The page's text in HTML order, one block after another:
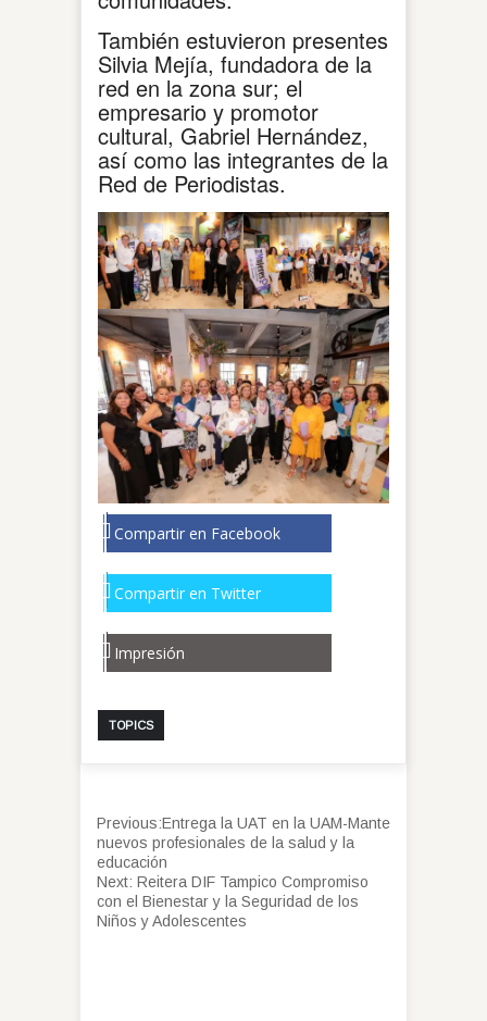
También estuvieron presentes
Silvia Mejía, fundadora de la
red en la zona sur; el
empresario y promotor
cultural, Gabriel Hernández,
así como las integrantes de la
Red de Periodistas.
Compartir en Facebook
Compartir en Twitter
Impresión
TOPICS
Previous:Entrega la UAT en la UAM-Mante
nuevos profesionales de la salud y la
educación
Next: Reitera DIF Tampico Compromiso
con el Bienestar y la Seguridad de los
Niños y Adolescentes